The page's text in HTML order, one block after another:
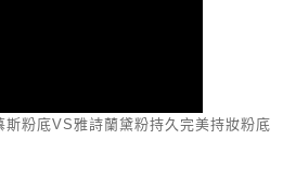
粉底VS雅詩蘭黛粉持久完美持妝粉底